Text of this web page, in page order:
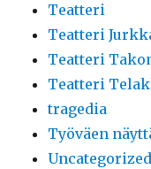
Teatteri
Teatteri
Teatteri
Teatteri
tragedia
Työväen
Uncategorized